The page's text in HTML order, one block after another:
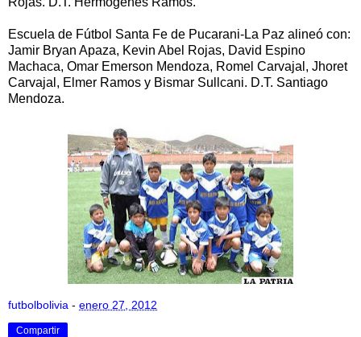
Escuela de Fútbol Santa Fe de Pucarani-La Paz alineó con:
Jamir Bryan Apaza, Kevin Abel Rojas, David Espino
Machaca, Omar Emerson Mendoza, Romel Carvajal, Jhoret
Carvajal, Elmer Ramos y Bismar Sullcani. D.T. Santiago
Mendoza.
futbolbolivia - enero 27, 2012
Compartir